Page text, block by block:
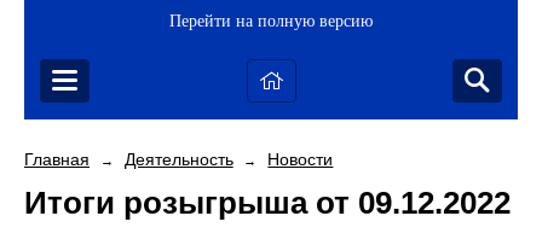
Перейти на полную версию
Главная → Деятельность → Новости
Итоги розыгрыша от 09.12.2022